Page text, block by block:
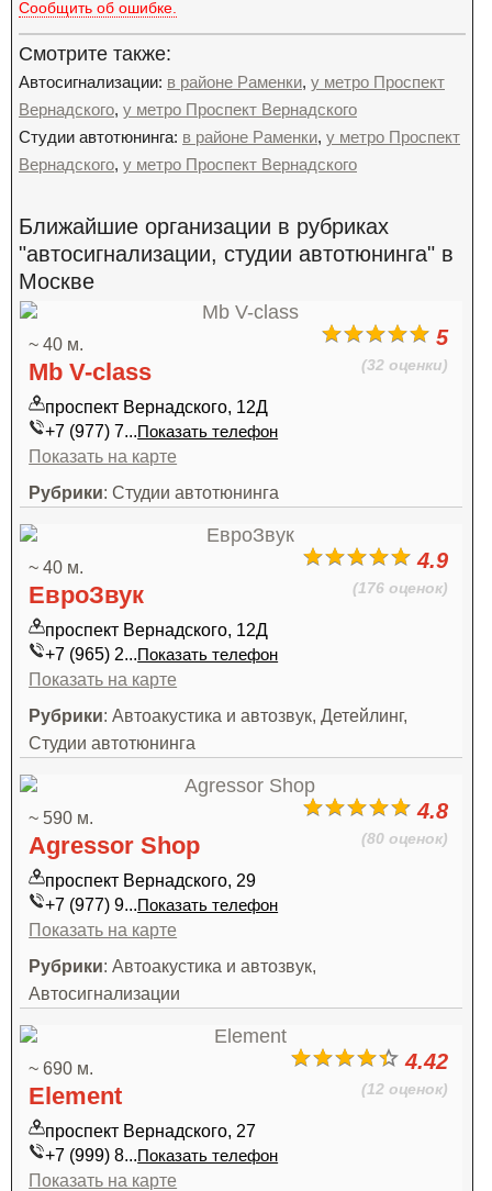
Сообщить об ошибке.
Смотрите также:
Автосигнализации: в районе Раменки, у метро Проспект
Вернадского, у метро Проспект Вернадского
Студии автотюнинга: в районе Раменки, у метро Проспект
Вернадского, у метро Проспект Вернадского
Ближайшие организации в рубриках
"автосигнализации, студии автотюнинга" в
Москве
5
(32 оценки)
~ 40 м.
Mb V-class
проспект Вернадского, 12Д
+7 (977) 7...Показать телефон
Показать на карте
Рубрики: Студии автотюнинга
4.9
(176 оценок)
~ 40 м.
ЕвроЗвук
проспект Вернадского, 12Д
+7 (965) 2...Показать телефон
Показать на карте
Рубрики: Автоакустика и автозвук, Детейлинг,
Студии автотюнинга
4.8
(80 оценок)
~ 590 м.
Agressor Shop
проспект Вернадского, 29
+7 (977) 9...Показать телефон
Показать на карте
Рубрики: Автоакустика и автозвук,
Автосигнализации
4.42
(12 оценок)
~ 690 м.
Element
проспект Вернадского, 27
+7 (999) 8...Показать телефон
Показать на карте